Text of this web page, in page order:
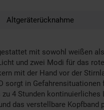
Altgeräterücknahme
mit sowohl weißen
und zwei Modi für das
mit der Hand vor der
sorgt in Gefahrensituationen
4 Stunden kontinuierliches
das verstellbare Kopfband